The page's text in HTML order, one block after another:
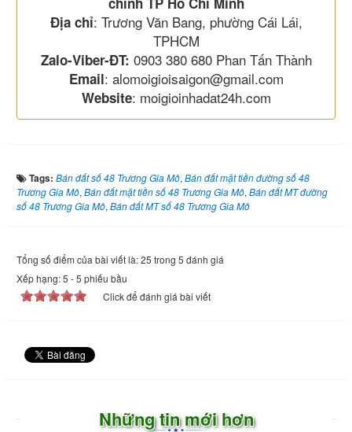
Địa chỉ: Trương Văn Bang, phường Cái Lái,
TPHCM
Zalo-Viber-ĐT: 0903 380 680 Phan Tấn Thành
Email: alomoigioisaigon@gmail.com
Website: moigioinhadat24h.com
Tags: Bán đất số 48 Trương Gia Mô, Bán đất mặt tiền đường số 48
Trương Gia Mô, Bán đất mặt tiền số 48 Trương Gia Mô, Bán đất MT đường
số 48 Trương Gia Mô, Bán đất MT số 48 Trương Gia Mô
Tổng số điểm của bài viết là: 25 trong 5 đánh giá
Xếp hạng:5 -5 phiếu bầu
Click để đánh giá bài viết
Những tin mới hơn